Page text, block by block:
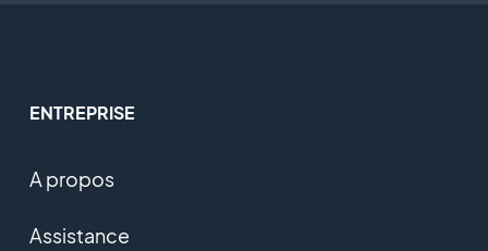
ENTREPRISE
A propos
Assistance